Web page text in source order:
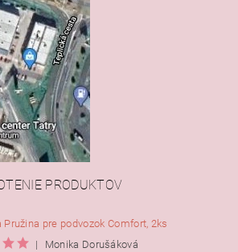
PRODUKTOV
Pružina pre podvozok Comfort, 2ks
|
Monika Dorušáková